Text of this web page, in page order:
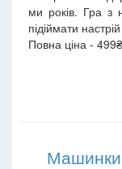
ми років. Гра з
підіймати
Повна ціна -